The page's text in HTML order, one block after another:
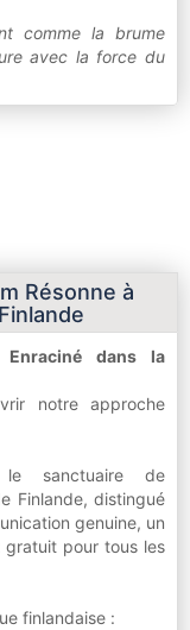
comme la brume
avec la force du
Résonne à
Enraciné dans la
notre approche
le sanctuaire de
Finlande, distingué
genuine, un
pour tous les
finlandaise :